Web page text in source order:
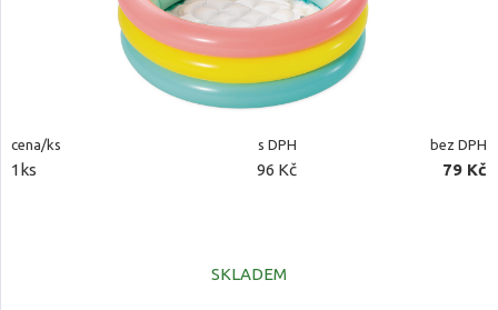
cena/ks s DPH bez DPH
1ks 96 Kč 79 Kč
SKLADEM